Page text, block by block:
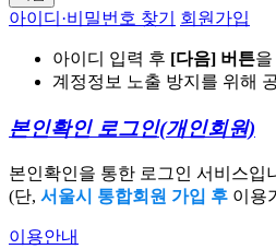
아이디·비밀번호 찾기 회원가입
아이디 입력 후 [다음] 버튼
계정정보 노출 방지를 위해
본인확인 로그인(개인회원)
본인확인을 통한 로그인 서비스입
(단, 서울시 통합회원 가입 후 이용
이용안내